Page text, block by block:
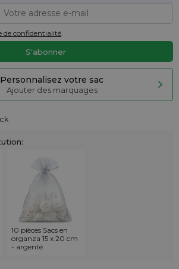
de confidentialité.
Personnalisez votre sac
Ajouter des marquages
10 pièces Sacs en
organza 15 x 20 cm
- argenté